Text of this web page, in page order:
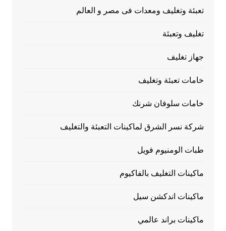
تعبئة وتغليف ومعدات فى مصر و العالم
تغليف وتعبئة
جهاز تغليف
خامات تعبئة وتغليف
خامات سلوفان شرنك
شركة نسر الشرق لماكينات التعبئة والتغليف
طبات الومنيوم فويل
ماكينات التغليف بالفاكيوم
ماكينات اندكشن سيل
ماكينات براند عالمي